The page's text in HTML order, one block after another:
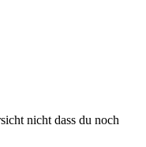
nicht dass du noch